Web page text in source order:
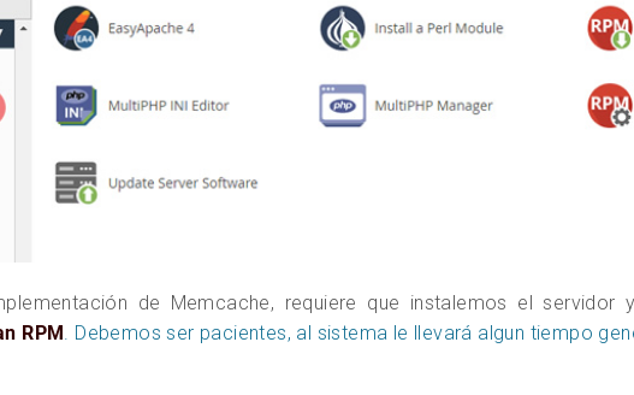
de Memcache, requiere que instalemos el
RPM . Debemos ser pacientes, al sistema le llevará algun tiempo